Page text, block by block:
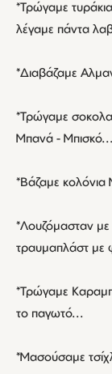
*Τρώγαμε
λέγαμε πάντα
*Διαβάζαμε
*Τρώγαμε
Μπανά - Μπισκό...
*Βάζαμε
*Λουζόμασταν με
τραυμαπλάστ με
*Τρώγαμε
το παγωτό...
*Μασούσαμε